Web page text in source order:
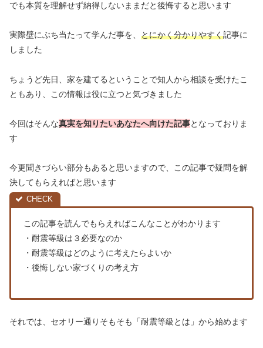
でも本質を理解せず納得しないままだと後悔すると思います
実際壁にぶち当たって学んだ事を、 とにかく分かりやすく記事に
しました
ちょうど先日、家を建てるということで知人から相談を受けたこ
ともあり、この情報は役に立つと気づきました
今回はそんな真実を知りたいあなたへ向けた記事となっておりま
す
今更聞きづらい部分もあると思いますので、この記事で疑問を解
決してもらえればと思います
この記事を読んでもらえればこんなことがわかります
・耐震等級は３必要なのか
・耐震等級はどのように考えたらよいか
・後悔しない家づくりの考え方
それでは、セオリー通りそもそも「耐震等級とは」から始めます